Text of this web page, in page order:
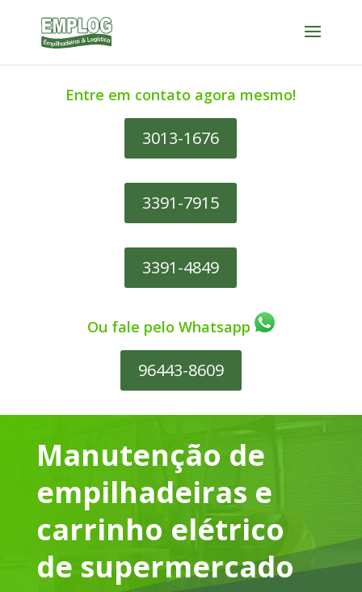
Entre em contato agora mesmo!
3013-1676
3391-7915
3391-4849
Ou fale pelo Whatsapp
96443-8609
Manutenção de
empilhadeiras e
carrinho elétrico
de supermercado